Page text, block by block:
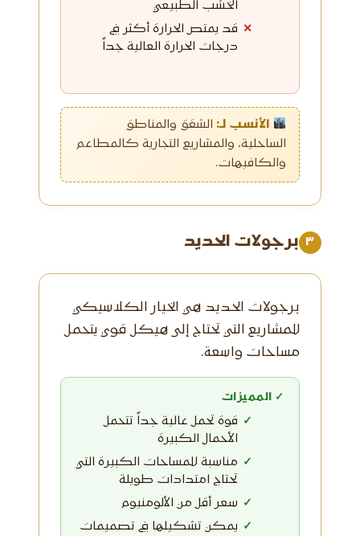
الخشب الطبيعي
قد يمتص الحرارة أكثر في
درجات الحرارة العالية جداً
الأنسب لـ: الشقق والمناطق
الساحلية، والمشاريع التجارية كالمطاعم
والكافيهات.
٣ برجولات الحديد
برجولات الحديد هي الخيار الكلاسيكي
للمشاريع التي تحتاج إلى هيكل قوي يتحمل
مساحات واسعة.
✓ المميزات
قوة تحمل عالية جداً تتحمل
الأحمال الكبيرة
مناسبة للمساحات الكبيرة التي
تحتاج امتدادات طويلة
سعر أقل من الألومنيوم
يمكن تشكيلها في تصميمات